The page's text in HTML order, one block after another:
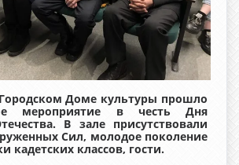
Доме культуры прошло
мероприятие в честь Дня
В зале присутствовали
Сил, молодое поколение
кадетских классов, гости.